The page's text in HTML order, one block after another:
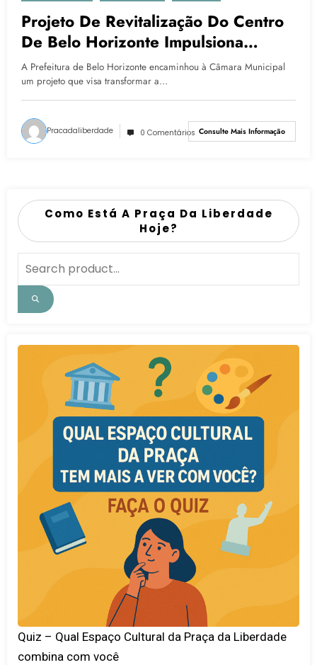
Projeto De Revitalização Do Centro
De Belo Horizonte Impulsiona
Expectativas Do Comércio E Da
Construção Civil
A Prefeitura de Belo Horizonte encaminhou à Câmara Municipal
um projeto que visa transformar a…
Pracadaliberdade 0 Comentários Consulte Mais Informação
Como Está A Praça Da Liberdade
Hoje?
Quiz – Qual Espaço Cultural da Praça da Liberdade
combina com você